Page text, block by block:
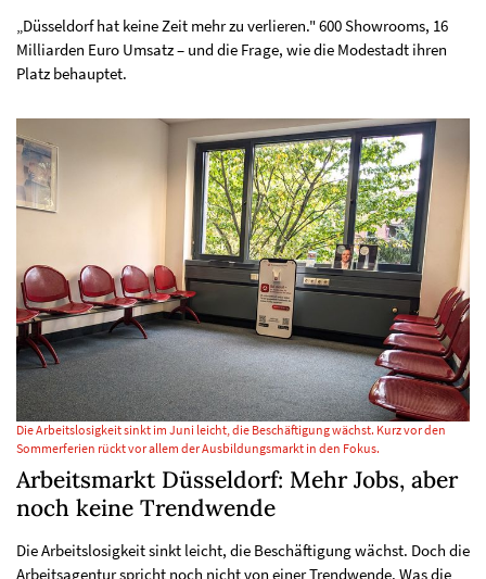
„Düsseldorf hat keine Zeit mehr zu verlieren." 600 Showrooms, 16
Milliarden Euro Umsatz – und die Frage, wie die Modestadt ihren
Platz behauptet.
Die Arbeitslosigkeit sinkt im Juni leicht, die Beschäftigung wächst. Kurz vor den
Sommerferien rückt vor allem der Ausbildungsmarkt in den Fokus.
Arbeitsmarkt Düsseldorf: Mehr Jobs, aber
noch keine Trendwende
Die Arbeitslosigkeit sinkt leicht, die Beschäftigung wächst. Doch die
Arbeitsagentur spricht noch nicht von einer Trendwende. Was die